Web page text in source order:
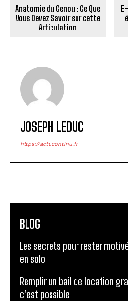
Anatomie du Genou : Ce Que
Vous Devez Savoir sur cette
Articulation
JOSEPH LEDUC
https://actucontinu.fr
BLOG
Les secrets pour rester
en solo
Remplir un bail de location
c’est possible